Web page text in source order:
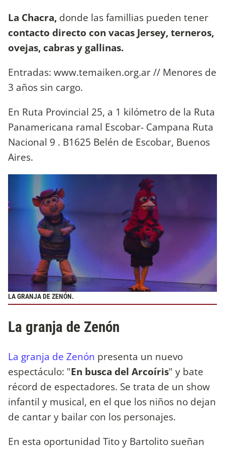
La Chacra, donde las famillias pueden tener
contacto directo con vacas Jersey, terneros,
ovejas, cabras y gallinas.
Entradas: www.temaiken.org.ar // Menores de
3 años sin cargo.
En Ruta Provincial 25, a 1 kilómetro de la Ruta
Panamericana ramal Escobar- Campana Ruta
Nacional 9 . B1625 Belén de Escobar, Buenos
Aires.
LA GRANJA DE ZENÓN.
La granja de Zenón
La granja de Zenón presenta un nuevo
espectáculo: "En busca del Arcoíris" y bate
récord de espectadores. Se trata de un show
infantil y musical, en el que los niños no dejan
de cantar y bailar con los personajes.
En esta oportunidad Tito y Bartolito sueñan